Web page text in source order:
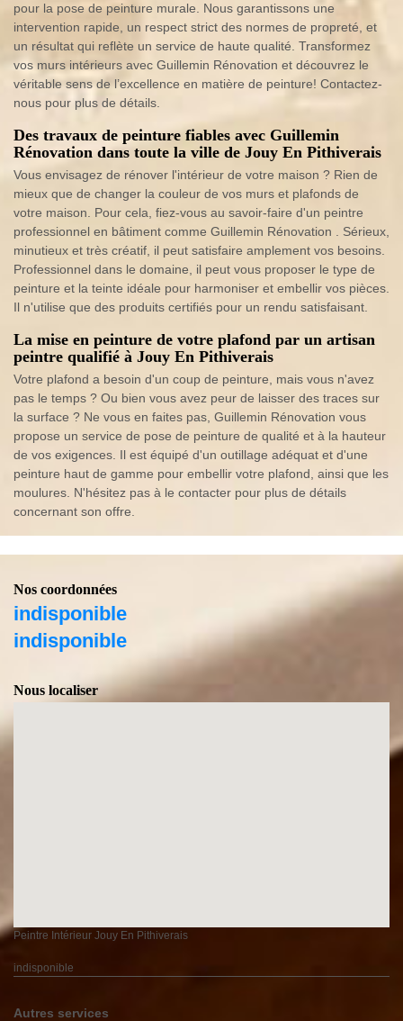
pour la pose de peinture murale. Nous garantissons une
intervention rapide, un respect strict des normes de propreté, et
un résultat qui reflète un service de haute qualité. Transformez
vos murs intérieurs avec Guillemin Rénovation et découvrez le
véritable sens de l’excellence en matière de peinture! Contactez-
nous pour plus de détails.
Des travaux de peinture fiables avec Guillemin
Rénovation dans toute la ville de Jouy En Pithiverais
Vous envisagez de rénover l'intérieur de votre maison ? Rien de
mieux que de changer la couleur de vos murs et plafonds de
votre maison. Pour cela, fiez-vous au savoir-faire d'un peintre
professionnel en bâtiment comme Guillemin Rénovation . Sérieux,
minutieux et très créatif, il peut satisfaire amplement vos besoins.
Professionnel dans le domaine, il peut vous proposer le type de
peinture et la teinte idéale pour harmoniser et embellir vos pièces.
Il n'utilise que des produits certifiés pour un rendu satisfaisant.
La mise en peinture de votre plafond par un artisan
peintre qualifié à Jouy En Pithiverais
Votre plafond a besoin d'un coup de peinture, mais vous n'avez
pas le temps ? Ou bien vous avez peur de laisser des traces sur
la surface ? Ne vous en faites pas, Guillemin Rénovation vous
propose un service de pose de peinture de qualité et à la hauteur
de vos exigences. Il est équipé d'un outillage adéquat et d'une
peinture haut de gamme pour embellir votre plafond, ainsi que les
moulures. N'hésitez pas à le contacter pour plus de détails
concernant son offre.
Nos coordonnées
indisponible
indisponible
Nous localiser
Peintre Intérieur Jouy En Pithiverais
indisponible
Autres services